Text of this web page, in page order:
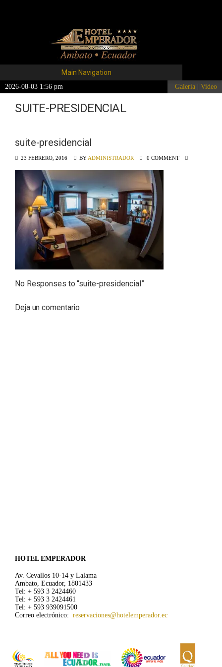
Main Navigation
2026-08-03 1:56 pm Galería Video
SUITE-PRESIDENCIAL
suite-presidencial
23 FEBRERO, 2016 BY ADMINISTRADOR 0 COMMENT
No Responses to “suite-presidencial”
Deja un comentario
HOTEL EMPERADOR
Av. Cevallos 10-14 y Lalama
Ambato, Ecuador, 1801433
Tel: + 593 3 2424460
Tel: + 593 3 2424461
Tel: + 593 939091500
Correo electrónico: reservaciones@hotelemperador.ec